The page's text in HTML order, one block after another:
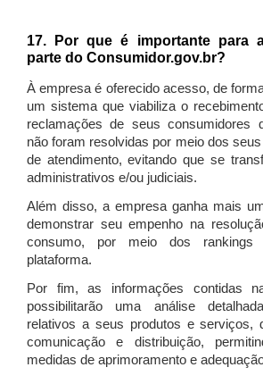
17. Por que é importante para
parte do Consumidor.gov.br?
À empresa é oferecido acesso, de
um sistema que viabiliza o
reclamações de seus consumidores
não foram resolvidas por meio dos
de atendimento, evitando que se
administrativos e/ou judiciais.
Além disso, a empresa ganha mais
demonstrar seu empenho na
consumo, por meio dos rankings
plataforma.
Por fim, as informações contidas
possibilitarão uma análise
relativos a seus produtos e serviços,
comunicação e distribuição,
medidas de aprimoramento e